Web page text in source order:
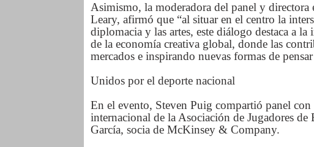
Asimismo, la moderadora del panel y
Leary, afirmó que “al situar en el centro la
diplomacia y las artes, este diálogo destaca a
de la economía creativa global, donde las
mercados e inspirando nuevas formas de
Unidos por el deporte nacional
En el evento, Steven Puig compartió panel con
internacional de la Asociación de Jugadores
García, socia de McKinsey & Company.